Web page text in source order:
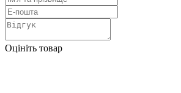
Оцініть товар